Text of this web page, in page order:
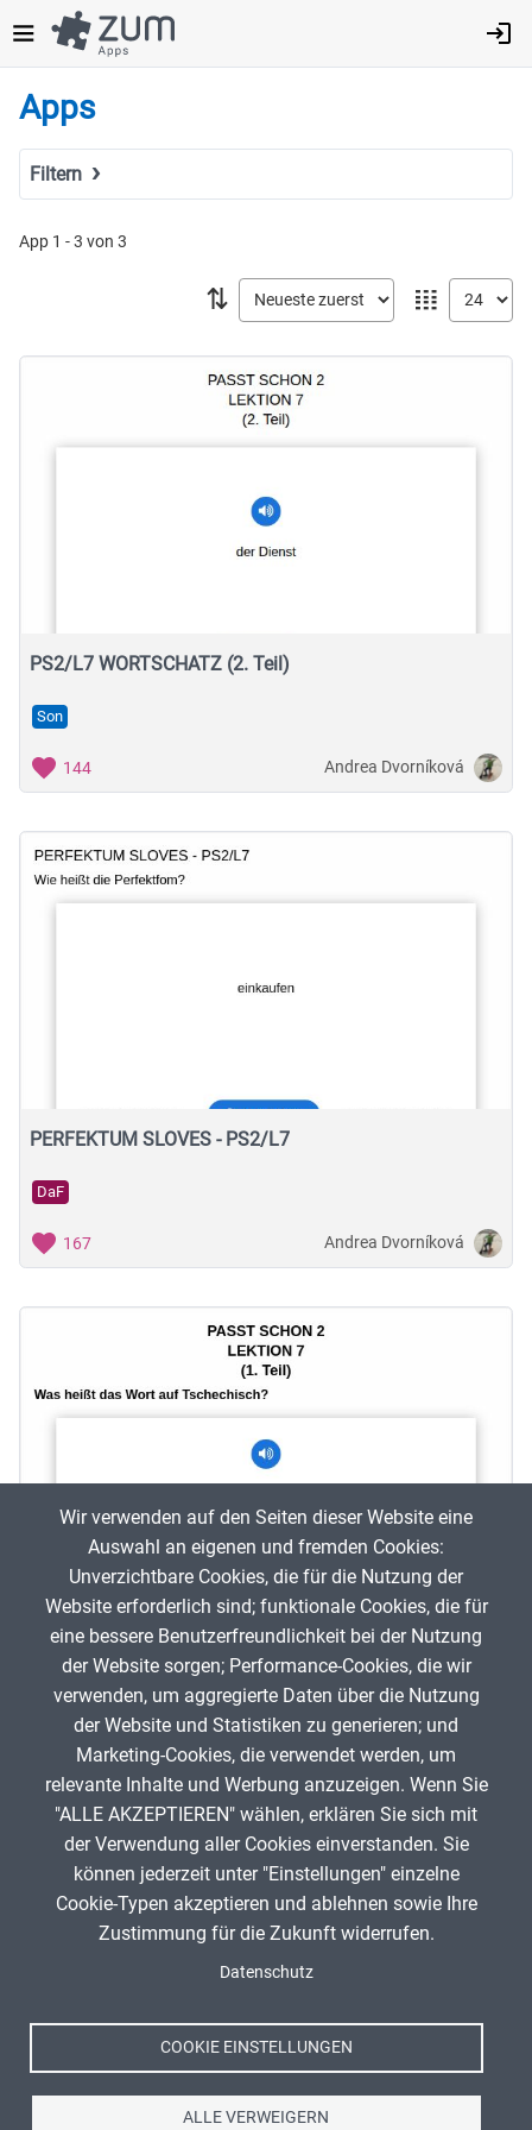
zum
Inhalt
Apps
Filtern
Geistes- & Sozialwissenschaften
Sonstiges
Featured Apps
App 1 - 3 von 3
𝍖
⇅
PS2/L7 WORTSCHATZ (2. Teil)
Son
144 Andrea Dvorníková
PERFEKTUM SLOVES - PS2/L7
DaF
167 Andrea Dvorníková
PS2/L7 WORTSCHATZ
DaF
77 Andrea Dvorníková
ANZEIGE
Spenden
Impressum
Wir verwenden auf den Seiten dieser Website eine
Auswahl an eigenen und fremden Cookies:
Unverzichtbare Cookies, die für die Nutzung der
Website erforderlich sind; funktionale Cookies, die für
eine bessere Benutzerfreundlichkeit bei der Nutzung
der Website sorgen; Performance-Cookies, die wir
verwenden, um aggregierte Daten über die Nutzung
der Website und Statistiken zu generieren; und
Marketing-Cookies, die verwendet werden, um
relevante Inhalte und Werbung anzuzeigen. Wenn Sie
"ALLE AKZEPTIEREN" wählen, erklären Sie sich mit
der Verwendung aller Cookies einverstanden. Sie
können jederzeit unter "Einstellungen" einzelne
Cookie-Typen akzeptieren und ablehnen sowie Ihre
Zustimmung für die Zukunft widerrufen.
Datenschutz
COOKIE EINSTELLUNGEN
ALLE VERWEIGERN